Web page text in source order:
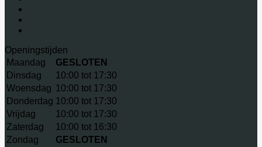
Openingstijden
Maandag
GESLOTEN
Dinsdag
10:00 tot 17:30
Woensdag 10:00 tot 17:30
Donderdag 10:00 tot 17:30
Vrijdag
10:00 tot 17:30
Zaterdag
10:00 tot 16:30
Zondag
GESLOTEN